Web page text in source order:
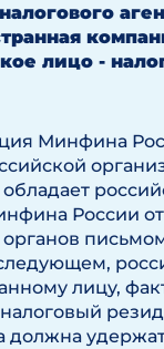
лицо -
Минфина
России от
лицу,
должна